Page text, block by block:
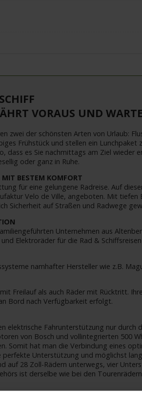
VORAUS UND
zwei der schönsten Arten von Urlaub:
Frühstück und stellen ein
dass es Sie nachmittags am Ziel
oder ganz in Ruhe.
BESTEM KOMFORT
für eine gelungene Radreise. Auf
Velo de Ville, angeboten. Mit tiefen
Sicherheit auf Straßen und Radwege
Unternehmen aus
Elektroräder für die Rad &
namhafter Hersteller wie z.B.
Freilauf als auch Räder mit Rücktritt.
Bord nach Verfügbarkeit erfolgt.
elektrische Fahrunterstützung nur
von Bosch und vollintegrierten 500
Somit hat man die Verbindung eines
Unterstützung und möglichst
auf 28 Zoll-Rädern unterwegs, vier
ist derselbe wie bei den